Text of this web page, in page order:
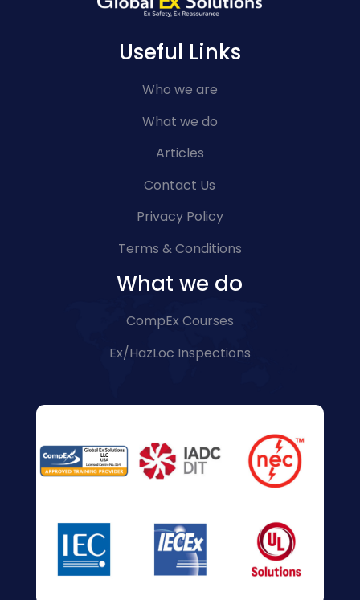
Useful Links
Who we are
What we do
Articles
Contact Us
Privacy Policy
Terms & Conditions
What we do
CompEx Courses
Ex/HazLoc Inspections